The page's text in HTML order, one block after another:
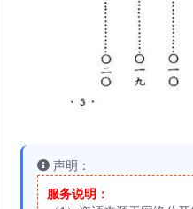
声明：
服务说明：